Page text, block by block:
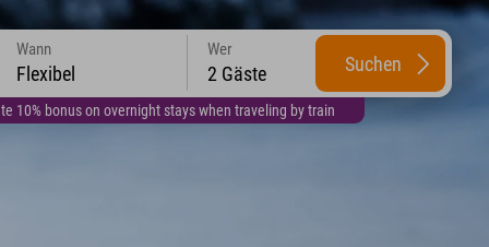
10% bonus on overnight stays when traveling by train
Wann
Flexibel
Wer
2 Gäste Suchen